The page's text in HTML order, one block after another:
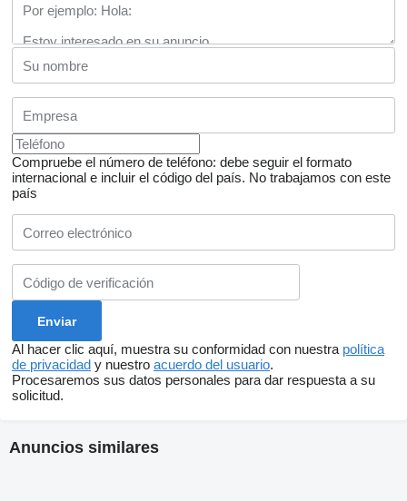
Compruebe el número de teléfono: debe seguir el formato
internacional e incluir el código del país. No trabajamos con este
país
Al hacer clic aquí, muestra su conformidad con nuestra política
de privacidad y nuestro acuerdo del usuario.
Procesaremos sus datos personales para dar respuesta a su
solicitud.
Anuncios similares